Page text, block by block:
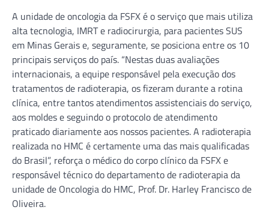
A unidade de oncologia da FSFX é o serviço que mais utiliza
alta tecnologia, IMRT e radiocirurgia, para pacientes SUS
em Minas Gerais e, seguramente, se posiciona entre os 10
principais serviços do país. “Nestas duas avaliações
internacionais, a equipe responsável pela execução dos
tratamentos de radioterapia, os fizeram durante a rotina
clínica, entre tantos atendimentos assistenciais do serviço,
aos moldes e seguindo o protocolo de atendimento
praticado diariamente aos nossos pacientes. A radioterapia
realizada no HMC é certamente uma das mais qualificadas
do Brasil”, reforça o médico do corpo clínico da FSFX e
responsável técnico do departamento de radioterapia da
unidade de Oncologia do HMC, Prof. Dr. Harley Francisco de
Oliveira.